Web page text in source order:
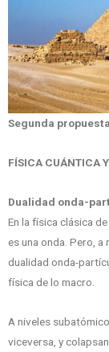
Segunda
FÍSICA CUÁNTICA
Dualidad onda-
En la física clásica
es una onda. Pero,
dualidad onda-
física de lo macro.
A niveles
viceversa, y